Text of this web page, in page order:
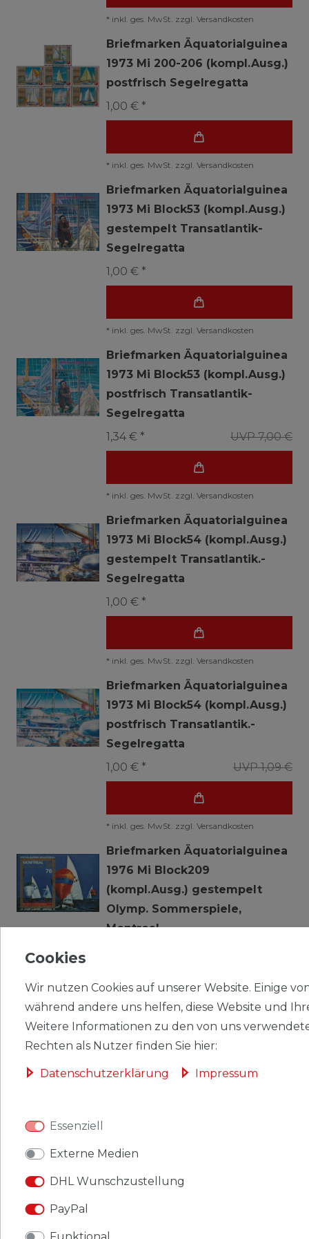
* inkl. ges. MwSt. zzgl. Versandkosten
Briefmarken Äquatorialguinea
1973 Mi 200-206 (kompl.Ausg.)
postfrisch Segelregatta
1,00 € *
* inkl. ges. MwSt. zzgl. Versandkosten
Briefmarken Äquatorialguinea
1973 Mi Block53 (kompl.Ausg.)
gestempelt Transatlantik-
Segelregatta
1,00 € *
* inkl. ges. MwSt. zzgl. Versandkosten
Briefmarken Äquatorialguinea
1973 Mi Block53 (kompl.Ausg.)
postfrisch Transatlantik-
Segelregatta
UVP 7,00 €
1,34 € *
* inkl. ges. MwSt. zzgl. Versandkosten
Briefmarken Äquatorialguinea
1973 Mi Block54 (kompl.Ausg.)
gestempelt Transatlantik.-
Segelregatta
1,00 € *
* inkl. ges. MwSt. zzgl. Versandkosten
Briefmarken Äquatorialguinea
1973 Mi Block54 (kompl.Ausg.)
postfrisch Transatlantik.-
Segelregatta
UVP 1,09 €
1,00 € *
* inkl. ges. MwSt. zzgl. Versandkosten
Briefmarken Äquatorialguinea
1976 Mi Block209
(kompl.Ausg.) gestempelt
Olymp. Sommerspiele,
Montreal
*inkl. ges. MwSt.zzgl.Versandkosten
gestempelt Olymp.
inkl. ges. MwSt.
Cookies
Wir nutzen Cookies auf unserer Website. Einige
während andere uns helfen, diese Website und
Weitere Informationen zu den von uns
Rechten als Nutzer finden Sie hier:
Daten­schutz­erklärung Impressum
Essenziell
Externe Medien
DHL Wunschzustellung
PayPal
Funktional